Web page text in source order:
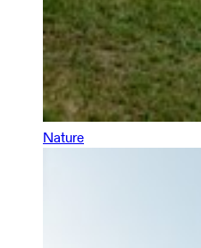
Nature